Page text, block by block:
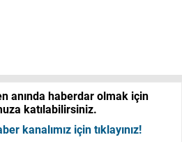
anında haberdar olmak için
katılabilirsiniz.
kanalımız için tıklayınız!